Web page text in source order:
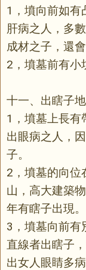
1，墳向前如有
肝病之人，多
成材之子，還會
2，墳墓前有小
十一、出瞎子地
1，墳墓上長有
出眼病之人，
子。
2，墳墓的向位
山，高大建築
年有瞎子出現。
3，墳墓向前有
直線者出瞎子
出女人眼睛多病